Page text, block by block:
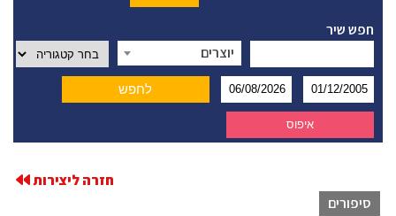
חפש שיר
יוצרים
חזרה ליצירות
סיפורים